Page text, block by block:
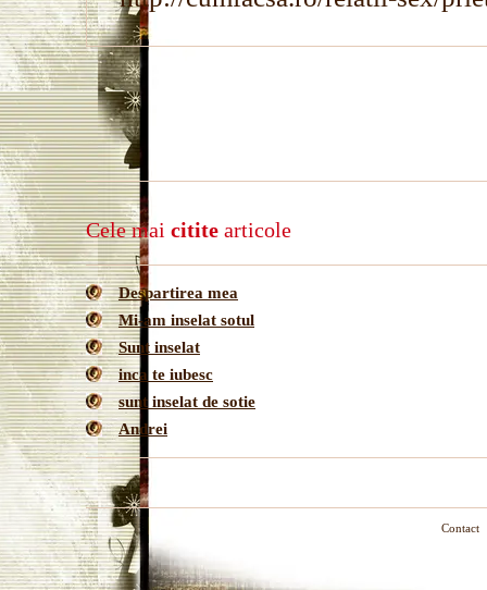
Cele mai citite articole
Despartirea mea
Mi-am inselat sotul
Sunt inselat
inca te iubesc
sunt inselat de sotie
Andrei
Contact